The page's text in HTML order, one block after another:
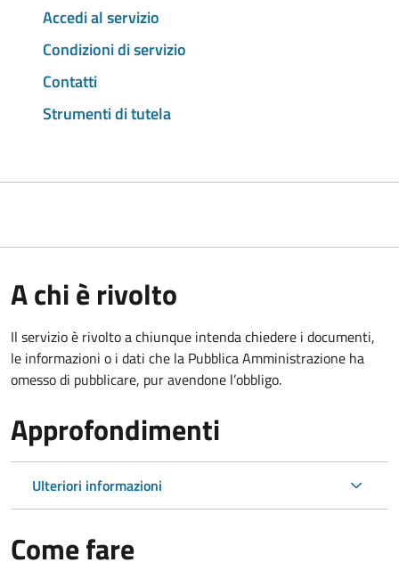
Accedi al servizio
Condizioni di servizio
Contatti
Strumenti di tutela
A chi è rivolto
Il servizio è rivolto a chiunque intenda chiedere i documenti,
le informazioni o i dati che la Pubblica Amministrazione ha
omesso di pubblicare, pur avendone l’obbligo.
Approfondimenti
Ulteriori informazioni
Come fare